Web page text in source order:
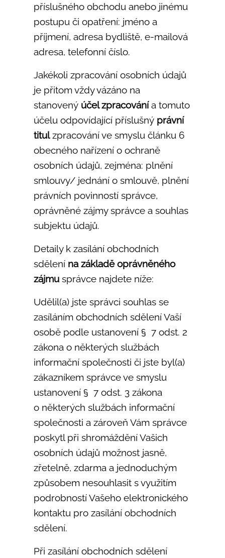
příslušného obchodu anebo jinému
postupu či opatření: jméno a
příjmení, adresa bydliště, e-mailová
adresa, telefonní číslo.
Jakékoli zpracování osobních údajů
je přitom vždy vázáno na
stanovený účel zpracovánía tomuto
účelu odpovídající příslušný právní
titulzpracování ve smyslu článku 6
obecného nařízení o ochraně
osobních údajů, zejména: plnění
smlouvy/ jednání o smlouvě, plnění
právních povinností správce,
oprávněné zájmy správce a souhlas
subjektu údajů.
Detaily k zasílání obchodních
sdělenína základě oprávněného
zájmusprávce najdete níže:
Udělil(a) jste správci souhlas se
zasíláním obchodních sdělení Vaší
osobě podle ustanovení § 7 odst. 2
zákona o některých službách
informační společnosti či jste byl(a)
zákazníkem správce ve smyslu
ustanovení § 7 odst. 3 zákona
o některých službách informační
společnosti a zároveň Vám správce
poskytl při shromáždění Vašich
osobních údajů možnost jasně,
zřetelně, zdarma a jednoduchým
způsobem nesouhlasit s využitím
podrobností Vašeho elektronického
kontaktu pro zasílání obchodních
sdělení.
Při zasílání obchodních sdělení